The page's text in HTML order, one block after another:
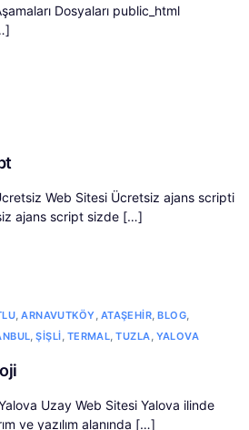
Dosyaları public_html
Web Sitesi Ücretsiz ajans scripti
ajans script sizde […]
,ARNAVUTKÖY, ATAŞEHIR,BLOG,
,ŞIŞLI, TERMAL,TUZLA, YALOVA
Uzay Web Sitesi Yalova ilinde
ve yazılım alanında […]